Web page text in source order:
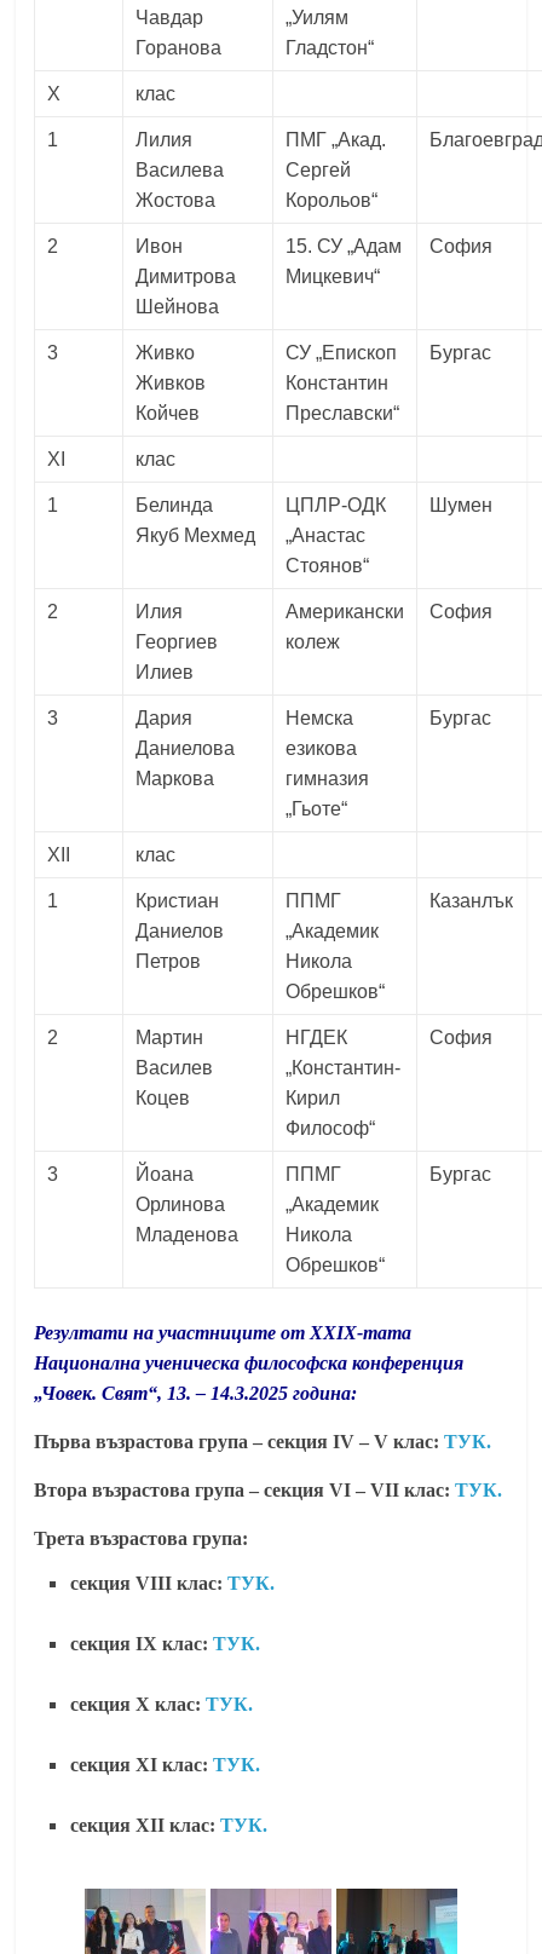
Чавдар
Горанова
„Уилям
Гладстон“
X клас
1
Лилия
Василева
Жостова
ПМГ „Акад.
Сергей
Корольов“
2
Ивон
Димитрова
Шейнова
15. СУ „Адам
Мицкевич“
София
3
Живко
Живков
Койчев
СУ „Епископ
Константин
Преславски“
Бургас
XI клас
1
Белинда
Якуб Мехмед
ЦПЛР-ОДК
„Анастас
Стоянов“
Шумен
2
Илия
Георгиев
Илиев
Американски
колеж
София
3
Дария
Даниелова
Маркова
Немска
езикова
гимназия
„Гьоте“
Бургас
XII клас
1
Кристиан
Даниелов
Петров
ППМГ
„Академик
Никола
Обрешков“
Казанлък
2
Мартин
Василев
Коцев
НГДЕК
„Константин-
Кирил
Философ“
София
3
Йоана
Орлинова
Младенова
ППМГ
„Академик
Никола
Обрешков“
Бургас
Резултати на участниците от XXIХ-тата
Национална ученическа философска конференция
„Човек. Свят“, 13. – 14.3.2025 година:
Първа възрастова група – секция IV – V клас:ТУК.
Втора възрастова група – секция VI – VII клас:ТУК.
Трета възрастова група:
секция VIII клас:ТУК.
секция IX клас:ТУК.
секция X клас:ТУК.
секция ХI клас:ТУК.
секция XII клас:ТУК.